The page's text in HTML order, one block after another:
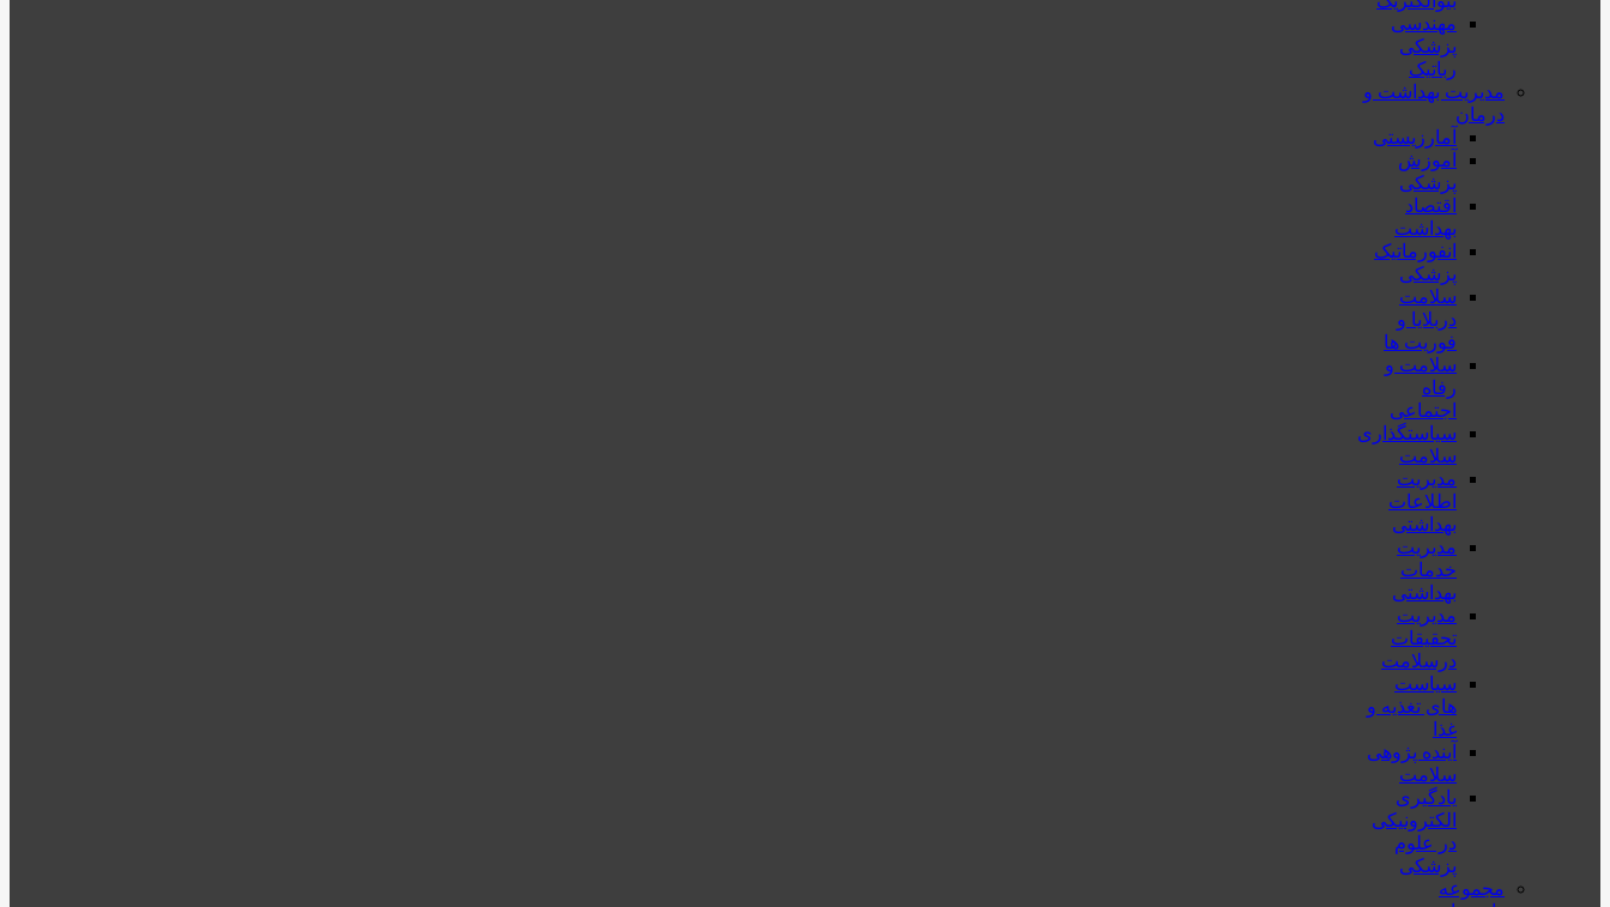
مهندسی
پزشکی
رباتیک
مدیریت بهداشت و
درمان
آمارزیستی
آموزش
پزشکی
اقتصاد
بهداشت
انفورماتیک
پزشکی
سلامت
دربلايا و
فوريت ها
سلامت و
رفاه
اجتماعی
سیاستگذاری
سلامت
مدیریت
اطلاعات
بهداشتی
مدیریت
خدمات
بهداشتی
مدیریت
تحقیقات
درسلامت
سیاست
های تغذیه و
غذا
آینده پژوهی
سلامت
یادگیری
الکترونیکی
در علوم
پزشکی
مجموعه